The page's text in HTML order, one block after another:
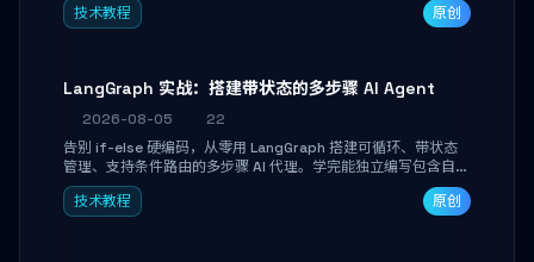
术博主。
技术教程 原创
LangGraph 实战：搭建带状态的多步骤 AI Agent
2026-08-05
22
告别 if-else 硬编码，从零用 LangGraph 搭建可循环、带状态
管理、支持条件路由的多步骤 AI 代理。学完能独立编写包含自动
决策、工具调用和持久化状态的复杂工作流，并避开递归溢出、
状态丢失等常见坑点。
技术教程 原创